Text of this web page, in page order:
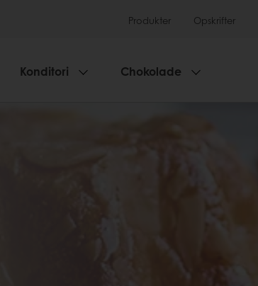
Produkter Opskrifter
Konditori Chokolade